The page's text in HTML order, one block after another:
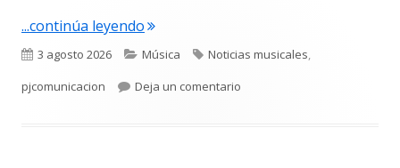
...continúa leyendo"El festival internacional SONAFILM
Publicado
el
3 agosto 2026 Categorías
Música Etiquetas
Noticias musicales,
pjcomunicacion
Deja un comentario